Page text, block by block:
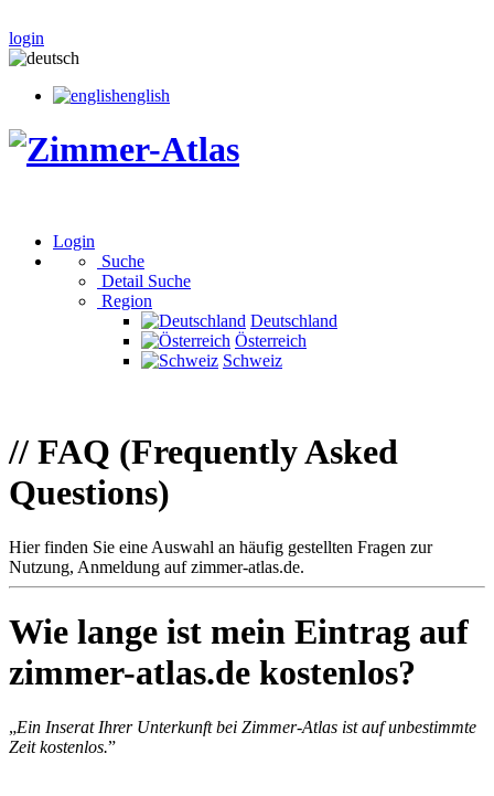
login
english
Login
Suche
Detail Suche
Region
Deutschland
Österreich
Schweiz
// FAQ (Frequently Asked
Questions)
Hier finden Sie eine Auswahl an häufig gestellten Fragen zur
Nutzung, Anmeldung auf zimmer-atlas.de.
Wie lange ist mein Eintrag auf
zimmer-atlas.de kostenlos?
„Ein Inserat Ihrer Unterkunft bei Zimmer-Atlas ist auf unbestimmte
Zeit kostenlos.”